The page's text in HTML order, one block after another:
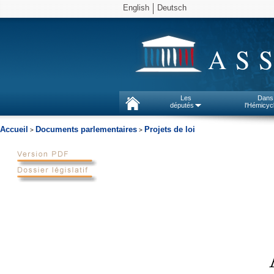
English Deutsch
Les
députés
Dans
Accueil > Documents parlementaires > Projets de loi